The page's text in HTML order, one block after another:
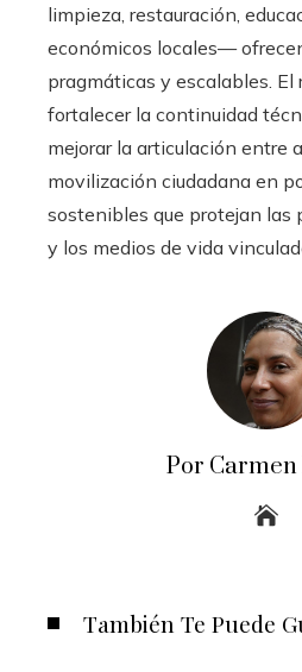
limpieza, restauración,
económicos locales—
pragmáticas y escalables.
fortalecer la continuidad
mejorar la articulación entre
movilización ciudadana en
sostenibles que protejan las
y los medios de vida
Por Carmen
También Te Puede